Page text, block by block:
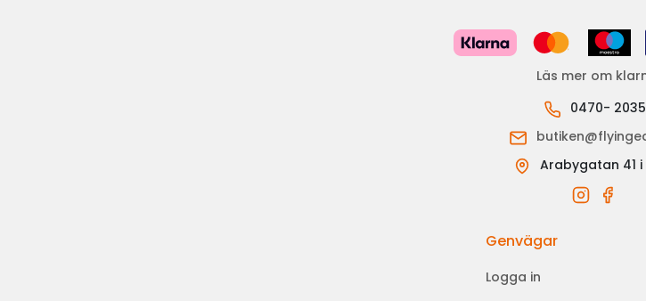
Läs mer om
0470-
Arabygatan 41 i
Genvägar
Logga in